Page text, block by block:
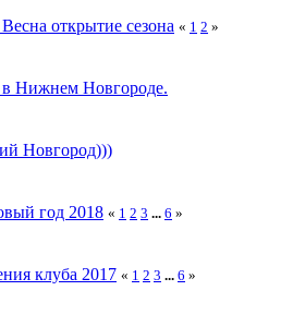
открытие сезона « 1 2 »
Нижнем Новгороде.
Новгород)))
год 2018 « 1 2 3 ... 6 »
клуба 2017 « 1 2 3 ... 6 »